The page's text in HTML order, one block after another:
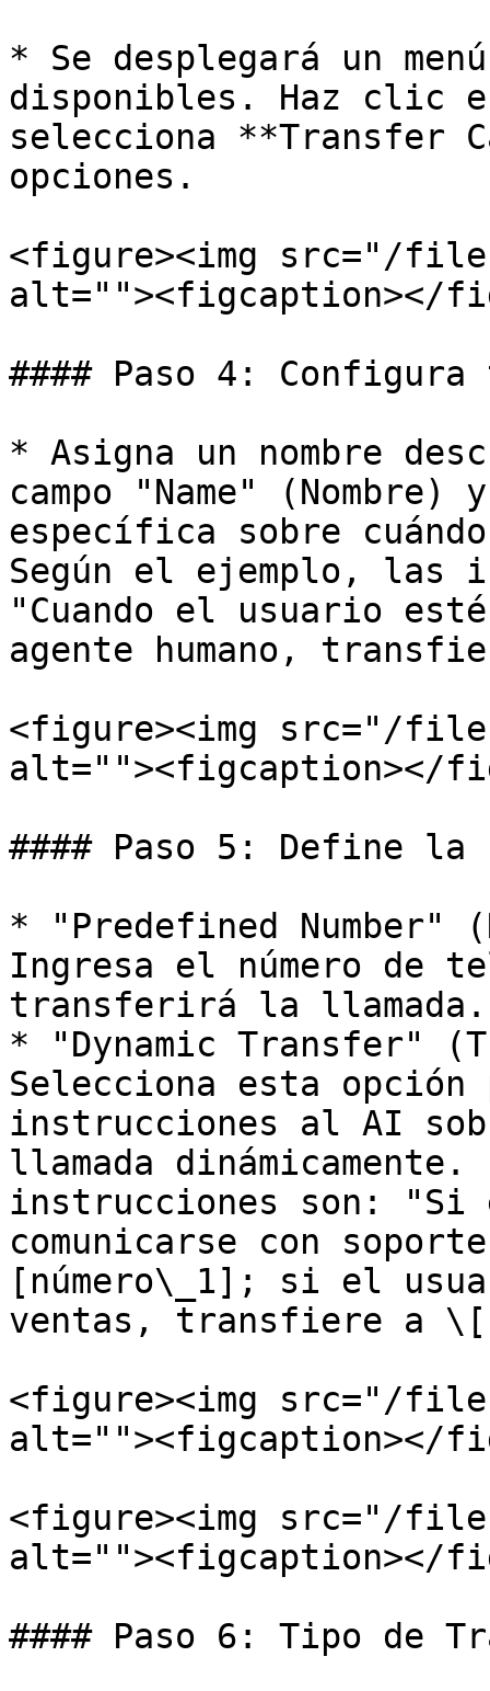
* Se desplegará un
disponibles. Haz clic
selecciona
opciones.
<figure><img src="/files/
alt=""><figcaption></
#### Paso 4:
* Asigna un nombre
campo "Name"
específica sobre
Según el ejemplo, las
"Cuando el usuario
agente humano,
<figure><img src="/files/
alt=""><figcaption></
#### Paso 5: Define la
* "Predefined Number"
Ingresa el número de
transferirá la llamada.
* "Dynamic Transfer"
Selecciona esta opción
instrucciones al AI
llamada
instrucciones son: "Si
comunicarse con
[número\_1]; si el
ventas, transfiere a
<figure><img src="/files/
alt=""><figcaption></
<figure><img src="/files/
alt=""><figcaption></
#### Paso 6: Tipo de